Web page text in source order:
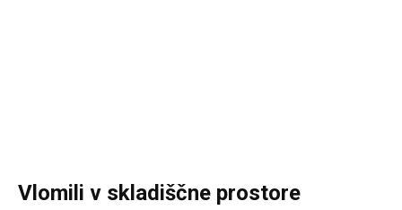
Vlomili v skladiščne prostore